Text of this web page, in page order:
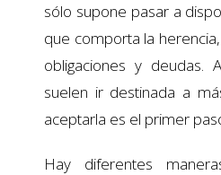
sólo supone pasar a
que comporta la
obligaciones y deudas.
suelen ir destinada a
aceptarla es el primer
Hay diferentes